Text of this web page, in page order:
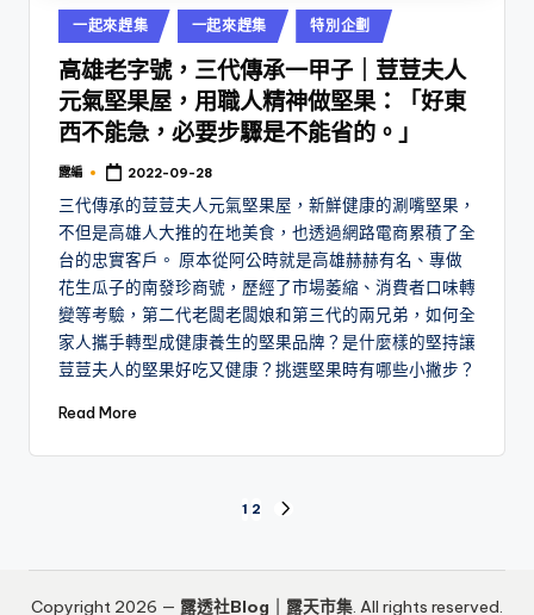
Posted
in
一起來趕集 一起來趕集 特別企劃
高雄老字號，三代傳承一甲子｜荳荳夫人
元氣堅果屋，用職人精神做堅果：「好東
西不能急，必要步驟是不能省的。」
Posted
露編 2022-09-28
三代傳承的荳荳夫人元氣堅果屋，新鮮健康的涮嘴堅果，
不但是高雄人大推的在地美食，也透過網路電商累積了全
台的忠實客戶。 原本從阿公時就是高雄赫赫有名、專做
花生瓜子的南發珍商號，歷經了市場萎縮、消費者口味轉
變等考驗，第二代老闆老闆娘和第三代的兩兄弟，如何全
家人攜手轉型成健康養生的堅果品牌？是什麼樣的堅持讓
荳荳夫人的堅果好吃又健康？挑選堅果時有哪些小撇步？
Read More
章
1 2
Copyright 2026 — 露透社Blog｜露天市集. All rights reserved.